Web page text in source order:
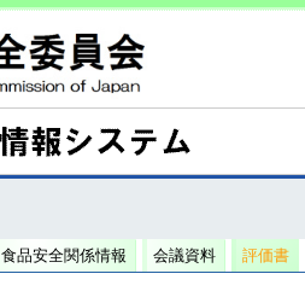
食品安全関係情報 会議資料 評価書